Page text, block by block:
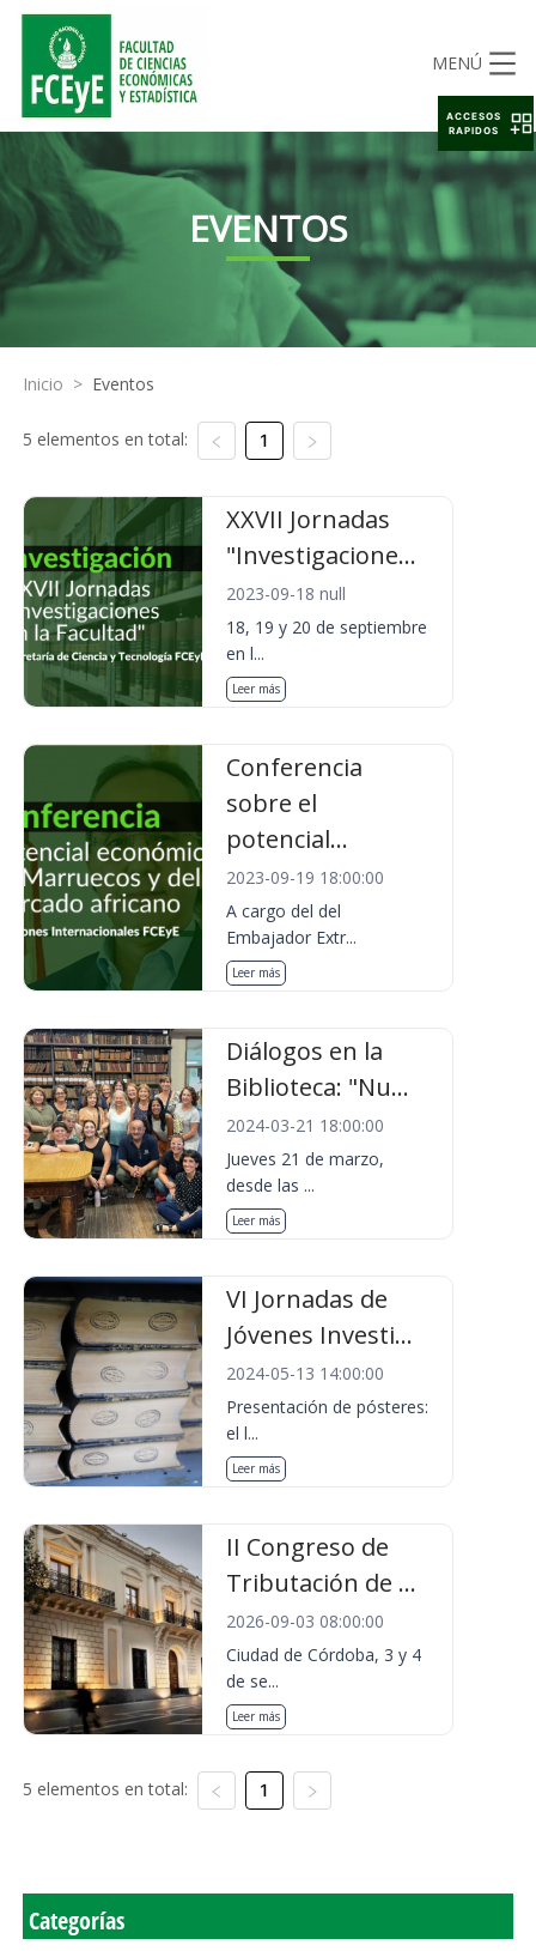
MENÚ
EVENTOS
Inicio > Eventos
5 elementos en total: 1
XXVII Jornadas
"Investigacione...
2023-09-18 null
18, 19 y 20 de septiembre
en l...
Leer más
Conferencia
sobre el
potencial...
2023-09-19 18:00:00
A cargo del del
Embajador Extr...
Leer más
Diálogos en la
Biblioteca: "Nu...
2024-03-21 18:00:00
Jueves 21 de marzo,
desde las ...
Leer más
VI Jornadas de
Jóvenes Investi...
2024-05-13 14:00:00
Presentación de pósteres:
el l...
Leer más
II Congreso de
Tributación de ...
2026-09-03 08:00:00
Ciudad de Córdoba, 3 y 4
de se...
Leer más
5 elementos en total: 1
Categorías
ACCESOS
RAPIDOS